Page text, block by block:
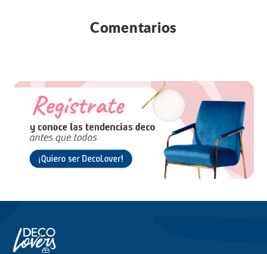
Comentarios